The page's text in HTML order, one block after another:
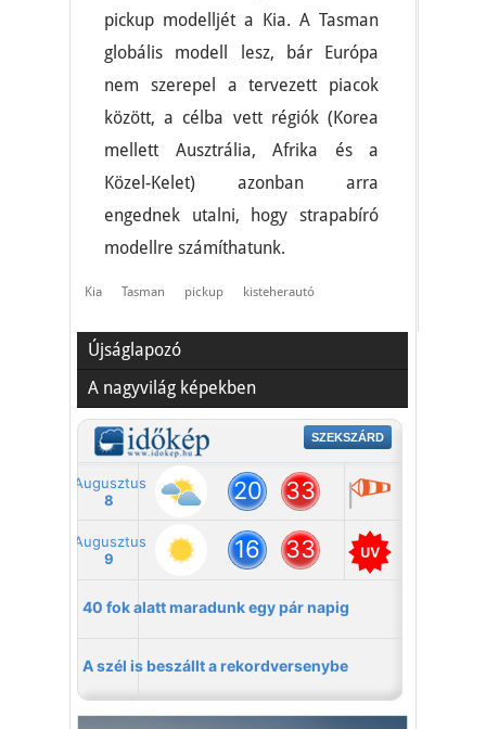
pickup modelljét a Kia. A Tasman
globális modell lesz, bár Európa
nem szerepel a tervezett piacok
között, a célba vett régiók (Korea
mellett Ausztrália, Afrika és a
Közel-Kelet) azonban arra
engednek utalni, hogy strapabíró
modellre számíthatunk.
Kia Tasman pickup kisteherautó
Újságlapozó
A nagyvilág képekben